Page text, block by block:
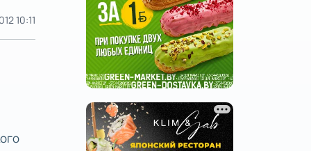
10:11